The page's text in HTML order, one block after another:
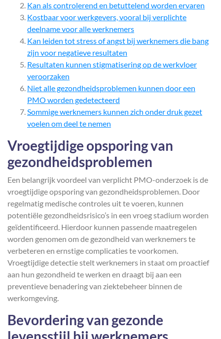
Kan als controlerend en betuttelend worden ervaren
Kostbaar voor werkgevers, vooral bij verplichte
deelname voor alle werknemers
Kan leiden tot stress of angst bij werknemers die bang
zijn voor negatieve resultaten
Resultaten kunnen stigmatisering op de werkvloer
veroorzaken
Niet alle gezondheidsproblemen kunnen door een
PMO worden gedetecteerd
Sommige werknemers kunnen zich onder druk gezet
voelen om deel te nemen
Vroegtijdige opsporing van
gezondheidsproblemen
Een belangrijk voordeel van verplicht PMO-onderzoek is de
vroegtijdige opsporing van gezondheidsproblemen. Door
regelmatig medische controles uit te voeren, kunnen
potentiële gezondheidsrisico’s in een vroeg stadium worden
geïdentificeerd. Hierdoor kunnen passende maatregelen
worden genomen om de gezondheid van werknemers te
verbeteren en ernstige complicaties te voorkomen.
Vroegtijdige detectie stelt werknemers in staat om proactief
aan hun gezondheid te werken en draagt bij aan een
preventieve benadering van ziektebeheer binnen de
werkomgeving.
Bevordering van gezonde